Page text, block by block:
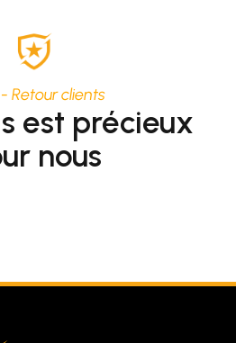
Retour clients
est précieux
nous